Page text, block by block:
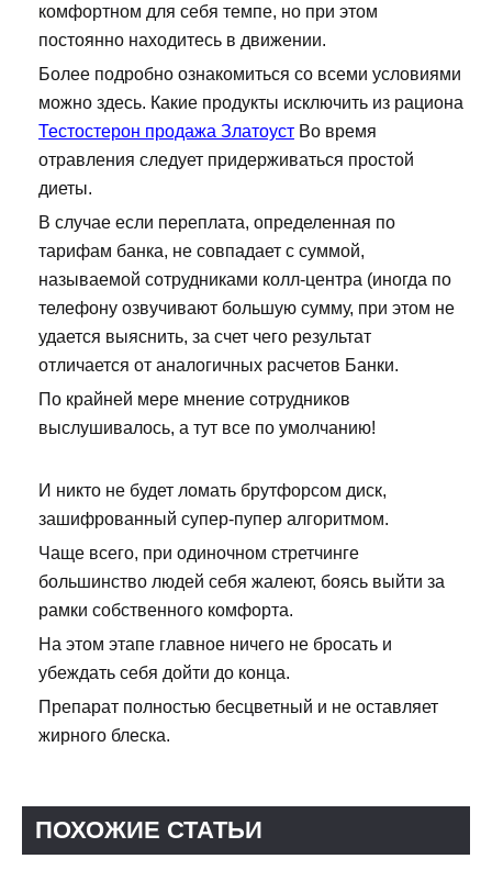
комфортном для себя темпе, но при этом
постоянно находитесь в движении.
Более подробно ознакомиться со всеми условиями
можно здесь. Какие продукты исключить из рациона
Тестостерон продажа Златоуст Во время
отравления следует придерживаться простой
диеты.
В случае если переплата, определенная по
тарифам банка, не совпадает с суммой,
называемой сотрудниками колл-центра (иногда по
телефону озвучивают большую сумму, при этом не
удается выяснить, за счет чего результат
отличается от аналогичных расчетов Банки.
По крайней мере мнение сотрудников
выслушивалось, а тут все по умолчанию!
И никто не будет ломать брутфорсом диск,
зашифрованный супер-пупер алгоритмом.
Чаще всего, при одиночном стретчинге
большинство людей себя жалеют, боясь выйти за
рамки собственного комфорта.
На этом этапе главное ничего не бросать и
убеждать себя дойти до конца.
Препарат полностью бесцветный и не оставляет
жирного блеска.
ПОХОЖИЕ СТАТЬИ